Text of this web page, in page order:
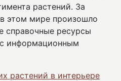
растений. За
этом мире произошло
справочные ресурсы
информационным
растений в интерьере